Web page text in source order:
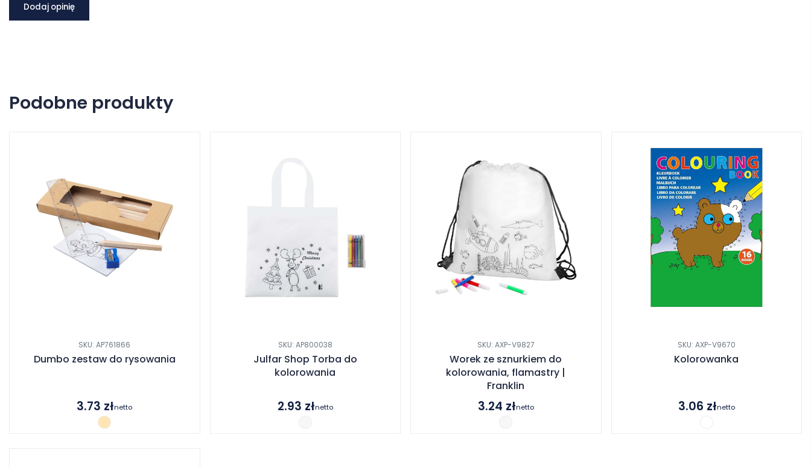
Dodaj opinię
Podobne produkty
SKU: AP761866
Dumbo zestaw do rysowania
3.73 złnetto
SKU: AP800038
Julfar Shop Torba do
kolorowania
2.93 złnetto
SKU: AXP-V9827
Worek ze sznurkiem do
kolorowania, flamastry |
Franklin
3.24 złnetto
SKU: AXP-V9670
Kolorowanka
3.06 złnetto